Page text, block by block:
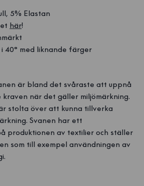
5% Elastan
här!
40° med liknande färger
är bland det svåraste att uppnå
när det gäller miljömärkning.
stolta över att kunna tillverka
Svanen har ett
produktionen av textilier och ställer
som till exempel användningen av